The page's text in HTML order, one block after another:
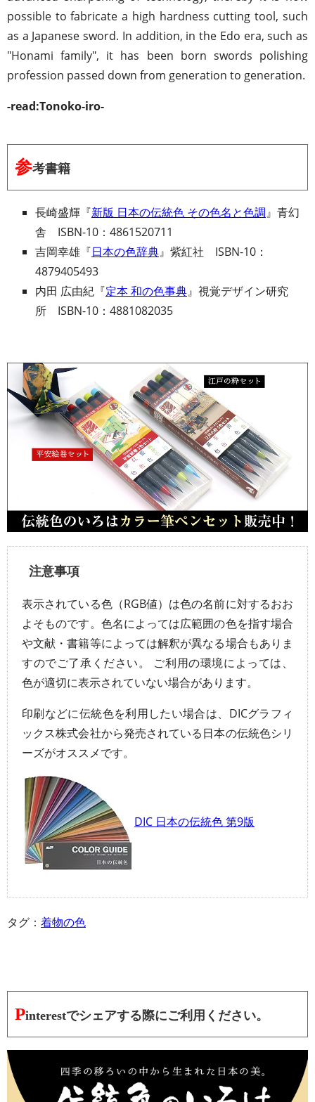
possible to fabricate a high hardness cutting tool, such
as a Japanese sword. In addition, in the Edo era, such as
"Honami family", it has been born swords polishing
profession passed down from generation to generation.
-read:Tonoko-iro-
参考書籍
長崎盛輝『新版 日本の伝統色 その色名と色調』青幻
舎 ISBN-10：4861520711
吉岡幸雄『日本の色辞典』紫紅社 ISBN-10：
4879405493
内田 広由紀『定本 和の色事典』視覚デザイン研究
所 ISBN-10：4881082035
注意事項
表示されている色（RGB値）は色の名前に対するおお
よそものです。色名によっては広範囲の色を指す場合
や文献・書籍等によっては解釈が異なる場合もありま
すのでご了承ください。 ご利用の環境によっては、
色が適切に表示されていない場合があります。
印刷などに伝統色を利用したい場合は、DICグラフィ
ックス株式会社から発売されている日本の伝統色シリ
ーズがオススメです。
DIC 日本の伝統色 第9版
タグ： 着物の色
Pinterestでシェアする際にご利用ください。